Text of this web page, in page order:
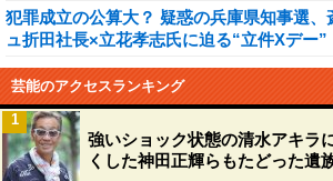
犯罪成立の公算大？ 疑惑の兵庫県知事選
ュ折田社長×立花孝志氏に迫る“立件Xデー”
芸能のアクセスランキング
強いショック状態の清水アキラ
くした神田正輝らもたどった遺
1